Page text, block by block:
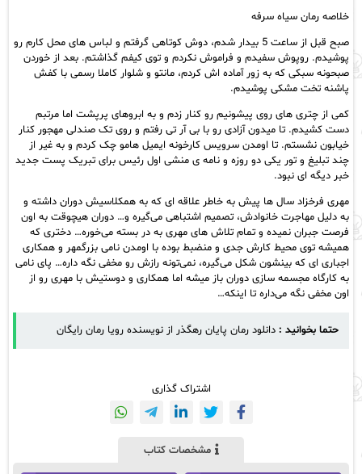
خلاصه رمان سیاه سرفه
صبح قبل از ساعت 5 بیدار شدم، دوش کوتاهی گرفتم و لباس های محل کارم رو
پوشیدم. روپوش سفیدم و فراموش نکردم و توی کیفم گذاشتم. بعد از خوردن
صبحونه سبکی که به زور آماده اش کردم، مانتو و شلوار کاملا رسمی با کفش
پاشنه تخت مشکی پوشیدم.
کمی از چتری های روی پیشونیم رو کنار زدم و به ابروهای پرپشت اما مرتبم
دست کشیدم. تا میدون آزادی رو با بی آر تی رفتم و روی تک صندلی مهجور کنار
خیابون نشستم. تا اومدن سرویس کارخونه ایمیل هامو چک کردم و به غیر از
چند تبلیغ و تور یکی دو روزه و نامه ی منشی اول رئیس برای تبریک پست جدید
خبر دیگه ای نبود.
مهری فرخزاد سال ها پیش به خاطر علاقه ای که به همکلاسیش دوران داشته و
به دلیل مهاجرت خانوادش، تصمیم اشتباهی می‌گیره و… دوران هیچوقت به اون
فرصت جبران نمیده و تمام تلاش های مهری به در بسته می‌خوره… دختری که
همیشه توی محیط کارش جدی و منضبط بوده با اومدن نامی بزرگمهر و همکاری
اجباری ای که بینشون شکل می‌گیره، نمی‌تونه رازش رو مخفی نگه داره… پای نامی
به کارگاه مجسمه سازی دوران باز میشه اما همکاری و دوستیش با مهری رو از
اون مخفی نگه می‌داره تا اینکه…
حتما بخوانید : دانلود رمان پایان رهگذر از نویسنده رویا رمان رایگان
اشتراک گذاری
مشخصات کتاب